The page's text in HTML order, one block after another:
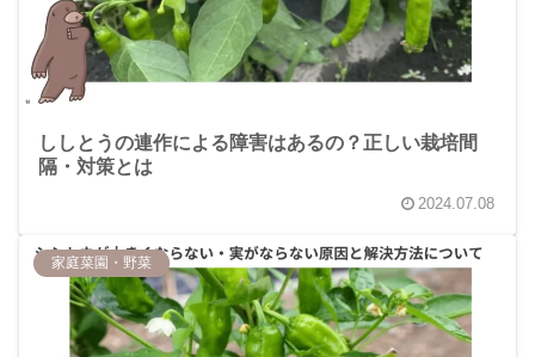
ししとうの連作による障害はあるの？正しい栽培間
隔・対策とは
2024.07.08
家庭菜園・野菜